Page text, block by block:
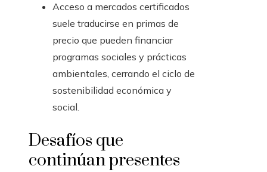
Acceso a mercados certificados
suele traducirse en primas de
precio que pueden financiar
programas sociales y prácticas
ambientales, cerrando el ciclo de
sostenibilidad económica y
social.
Desafíos que
continúan presentes